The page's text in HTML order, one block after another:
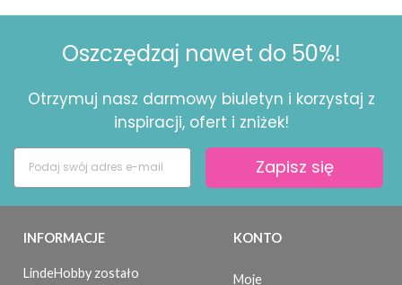
Oszczędzaj nawet do 50%!
Otrzymuj nasz darmowy biuletyn i korzystaj z
inspiracji, ofert i zniżek!
Zapisz się
INFORMACJE
LindeHobby zostało
KONTO
Moje